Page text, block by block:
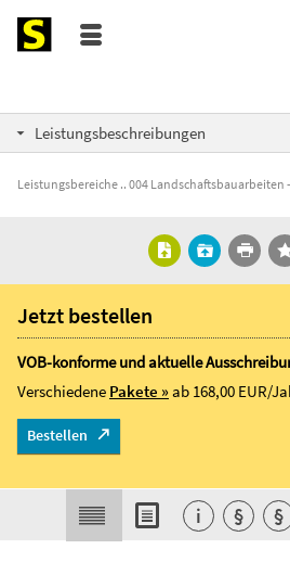
Leistungsbeschreibungen
Leistungsbereiche 004 Landschaftsbauarbeiten
Jetzt bestellen
VOB-konforme und aktuelle
Verschiedene Pakete »ab 168,00 EUR/
Bestellen
i § §